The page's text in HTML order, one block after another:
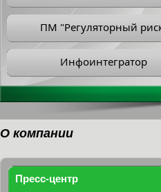
ПМ "Регуляторный
Инфоинтегратор
О компании
Пресс-центр